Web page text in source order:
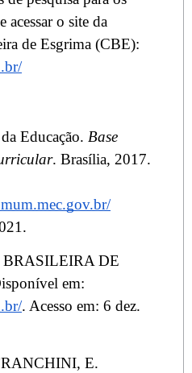
acessar o site da
de Esgrima (CBE):
Educação. Base
. Brasília, 2017.
DE
em:
. Acesso em: 6 dez.
E.